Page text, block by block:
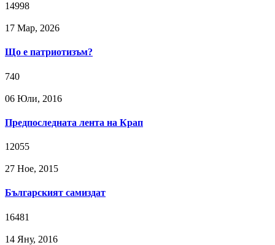
14998
17 Мар, 2026
Що е патриотизъм?
740
06 Юли, 2016
Предпоследната лента на Крап
12055
27 Ное, 2015
Българският самиздат
16481
14 Яну, 2016